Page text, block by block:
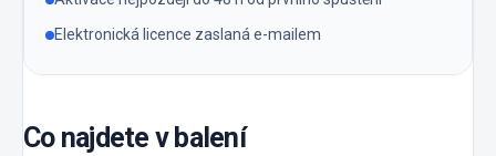
Elektronická licence zaslaná e-mailem
Co najdete v balení